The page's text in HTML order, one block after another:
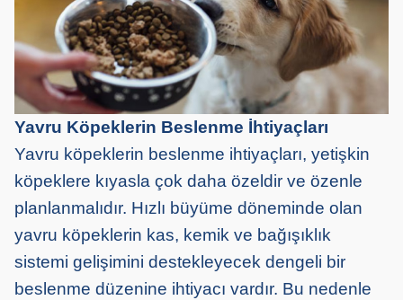
Yavru Köpeklerin Beslenme İhtiyaçları
Yavru köpeklerin beslenme ihtiyaçları, yetişkin
köpeklere kıyasla çok daha özeldir ve özenle
planlanmalıdır. Hızlı büyüme döneminde olan
yavru köpeklerin kas, kemik ve bağışıklık
sistemi gelişimini destekleyecek dengeli bir
beslenme düzenine ihtiyacı vardır. Bu nedenle